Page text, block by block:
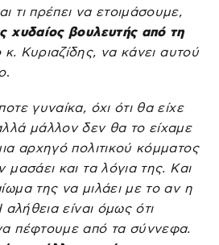
τι πρέπει να ετοιμάσουμε,
χυδαίος βουλευτής από τη
κ. Κυριαζίδης, να κάνει αυτού
.
γυναίκα, όχι ότι θα είχε
μάλλον δεν θα το είχαμε
αρχηγό πολιτικού κόμματος
μασάει και τα λόγια της. Και
της να μιλάει με το αν η
αλήθεια είναι όμως ότι
πέφτουμε από τα σύννεφα.